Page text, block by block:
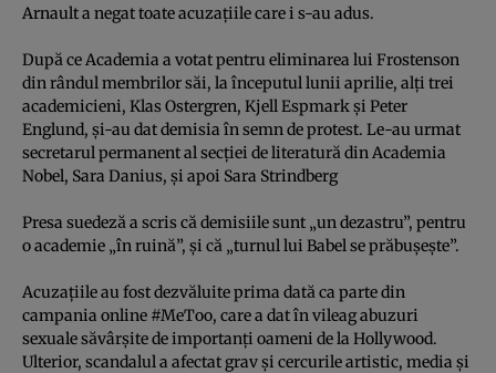
Arnault a negat toate acuzaţiile care i s-au adus.
După ce Academia a votat pentru eliminarea lui Frostenson
din rândul membrilor săi, la începutul lunii aprilie, alţi trei
academicieni, Klas Ostergren, Kjell Espmark şi Peter
Englund, şi-au dat demisia în semn de protest. Le-au urmat
secretarul permanent al secţiei de literatură din Academia
Nobel, Sara Danius, şi apoi Sara Strindberg
Presa suedeză a scris că demisiile sunt „un dezastru”, pentru
o academie „în ruină”, şi că „turnul lui Babel se prăbuşeşte”.
Acuzaţiile au fost dezvăluite prima dată ca parte din
campania online #MeToo, care a dat în vileag abuzuri
sexuale săvârşite de importanţi oameni de la Hollywood.
Ulterior, scandalul a afectat grav şi cercurile artistic, media şi